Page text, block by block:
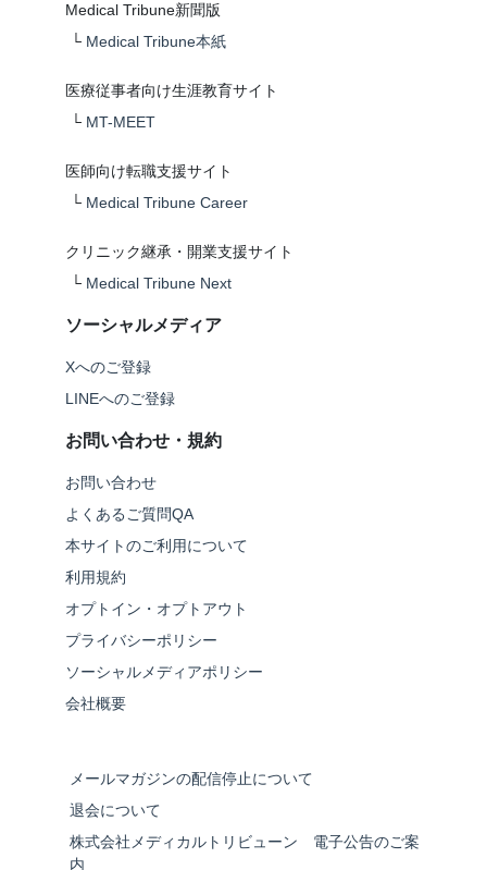
Medical Tribune新聞版
└ Medical Tribune本紙
医療従事者向け生涯教育サイト
└ MT-MEET
医師向け転職支援サイト
└ Medical Tribune Career
クリニック継承・開業支援サイト
└ Medical Tribune Next
ソーシャルメディア
Xへのご登録
LINEへのご登録
お問い合わせ・規約
お問い合わせ
よくあるご質問QA
本サイトのご利用について
利用規約
オプトイン・オプトアウト
プライバシーポリシー
ソーシャルメディアポリシー
会社概要
メールマガジンの配信停止について
退会について
株式会社メディカルトリビューン 電子公告のご案
内